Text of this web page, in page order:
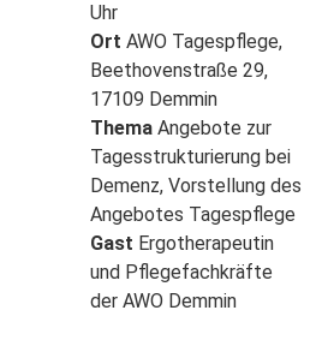
Uhr
Ort AWO Tagespflege,
Beethovenstraße 29,
17109 Demmin
Thema Angebote zur
Tagesstrukturierung bei
Demenz, Vorstellung des
Angebotes Tagespflege
Gast Ergotherapeutin
und Pflegefachkräfte
der AWO Demmin